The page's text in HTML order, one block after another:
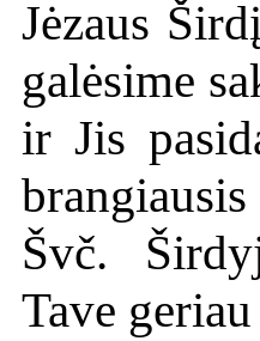
Jėzaus
galėsime
ir Jis
Švč.
Tave